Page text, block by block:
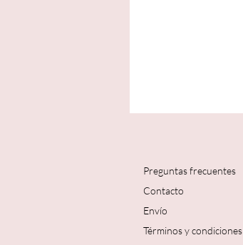
Preguntas frecuentes
Contacto
Envío
Términos y condiciones